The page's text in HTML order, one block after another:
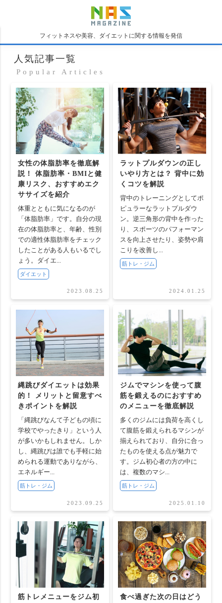
フィットネスや美容、ダイエットに関する情報を発信
人気記事一覧
Popular Articles
女性の体脂肪率を徹底解
説！ 体脂肪率・BMIと健
康リスク、おすすめエク
ササイズを紹介
体重とともに気になるのが
「体脂肪率」です。自分の現
在の体脂肪率と、年齢、性別
での適性体脂肪率をチェック
したことがある人もいるでし
ょう。ダイエ...
ダイエット
2023.08.25
ラットプルダウンの正し
いやり方とは？ 背中に効
くコツを解説
背中のトレーニングとしてポ
ピュラーなラットプルダウ
ン。逆三角形の背中を作った
り、スポーツのパフォーマン
スを向上させたり、姿勢や肩
こりを改善し...
筋トレ・ジム
2024.01.25
縄跳びダイエットは効果
的！ メリットと留意すべ
きポイントを解説
「縄跳びなんて子どもの頃に
学校でやったきり」という人
が多いかもしれません。しか
し、縄跳びは誰でも手軽に始
められる運動でありながら、
エネルギー...
筋トレ・ジム
2023.09.25
ジムでマシンを使って腹
筋を鍛えるのにおすすめ
のメニューを徹底解説
多くのジムには負荷を高くし
て腹筋を鍛えられるマシンが
揃えられており、自分に合っ
たものを使える点が魅力で
す。ジム初心者の方の中に
は、複数のマシ...
筋トレ・ジム
2025.01.10
筋トレメニューをジム初
食べ過ぎた次の日はどう